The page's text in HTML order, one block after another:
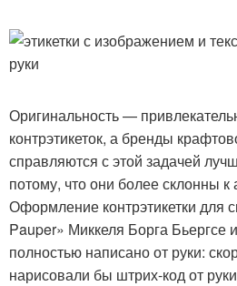
Оригинальность —
контрэтикеток, а бренды
справляются с этой задачей
потому, что они более склонны к
Оформление контрэтикетки для
Pauper» Миккеля Борга Бьергсе
полностью написано от руки:
нарисовали бы штрих-код от